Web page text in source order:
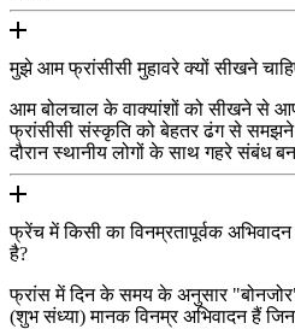
मुझे आम फ्रांसीसी मुहावरे क्यों सीखने
आम बोलचाल के वाक्यांशों को सीखने से
फ्रांसीसी संस्कृति को बेहतर ढंग से
दौरान स्थानीय लोगों के साथ गहरे संबंध
फ्रेंच में किसी का विनम्रतापूर्वक
है?
फ्रांस में दिन के समय के अनुसार
(शुभ संध्या) मानक विनम्र अभिवादन हैं